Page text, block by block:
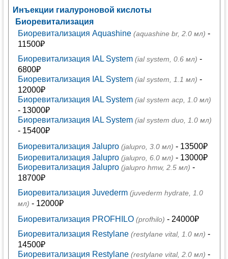
Инъекции гиалуроновой кислоты
Биоревитализация
Биоревитализация Aquashine (aquashine br, 2.0 мл) -
11500₽
Биоревитализация IAL System (ial system, 0.6 мл) -
6800₽
Биоревитализация IAL System (ial system, 1.1 мл) -
12000₽
Биоревитализация IAL System (ial system acp, 1.0 мл)
- 13000₽
Биоревитализация IAL System (ial system duo, 1.0 мл)
- 15400₽
Биоревитализация Jalupro (jalupro, 3.0 мл) - 13500₽
Биоревитализация Jalupro (jalupro, 6.0 мл) - 13000₽
Биоревитализация Jalupro (jalupro hmw, 2.5 мл) -
18700₽
Биоревитализация Juvederm (juvederm hydrate, 1.0
мл) - 12000₽
Биоревитализация PROFHILO (profhilo) - 24000₽
Биоревитализация Restylane (restylane vital, 1.0 мл) -
14500₽
Биоревитализация Restylane (restylane vital, 2.0 мл) -